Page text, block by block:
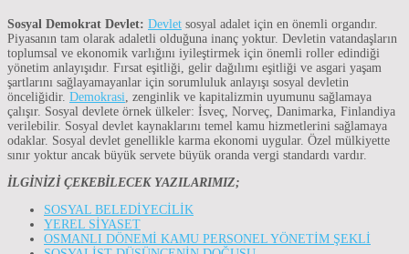
Sosyal Demokrat Devlet: Devlet sosyal adalet için en önemli organdır.
Piyasanın tam olarak adaletli olduğuna inanç yoktur. Devletin vatandaşların
toplumsal ve ekonomik varlığını iyileştirmek için önemli roller edindiği
yönetim anlayışıdır. Fırsat eşitliği, gelir dağılımı eşitliği ve asgari yaşam
şartlarını sağlayamayanlar için sorumluluk anlayışı sosyal devletin
önceliğidir. Demokrasi , zenginlik ve kapitalizmin uyumunu sağlamaya
çalışır. Sosyal devlete örnek ülkeler: İsveç, Norveç, Danimarka, Finlandiya
verilebilir. Sosyal devlet kaynaklarını temel kamu hizmetlerini sağlamaya
odaklar. Sosyal devlet genellikle karma ekonomi uygular. Özel mülkiyette
sınır yoktur ancak büyük servete büyük oranda vergi standardı vardır.
İLGİNİZİ ÇEKEBİLECEK YAZILARIMIZ;
SOSYAL BELEDİYECİLİK
YEREL SİYASET
OSMANLI DÖNEMİ KAMU PERSONEL YÖNETİM ŞEKLİ